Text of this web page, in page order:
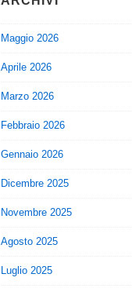
Maggio 2026
Aprile 2026
Marzo 2026
Febbraio 2026
Gennaio 2026
Dicembre 2025
Novembre 2025
Agosto 2025
Luglio 2025